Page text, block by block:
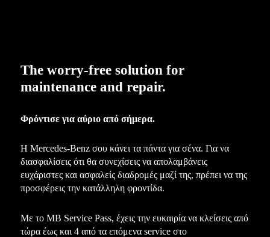
The worry-free solution for
maintenance and repair.
Φρόντισε για αύριο από σήμερα.
Η Mercedes-Benz σου κάνει τα πάντα για σένα. Για να
διασφαλίσεις ότι θα συνεχίσεις να απολαμβάνεις
ευχάριστες και ασφαλείς διαδρομές μαζί της, πρέπει να της
προσφέρεις την κατάλληλη φροντίδα.
Με το MB Service Pass, έχεις την ευκαιρία να κλείσεις από
τώρα έως και 4 από τα επόμενα service στο